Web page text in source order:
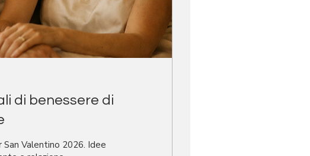
di benessere di
Valentino 2026. Idee